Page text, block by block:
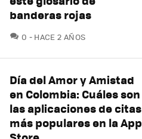
banderas rojas
0 COMENTARIOS
HACE 2 AÑOS
Día del Amor y Amistad
en Colombia: Cuáles son
las aplicaciones de citas
más populares en la App